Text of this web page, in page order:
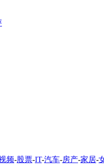
频-股票-IT-汽车-房产-家居-